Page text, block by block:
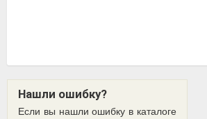
Нашли ошибку?
Если вы нашли ошибку в каталоге